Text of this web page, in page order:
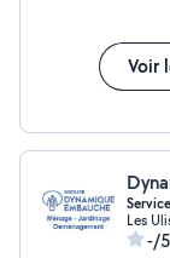
Voir
Les
-/5